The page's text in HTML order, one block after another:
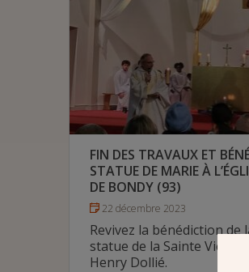
FIN DES TRAVAUX ET
STATUE DE MARIE À
DE BONDY (93)
22 décembre 2023
Revivez la bénédiction de
statue de la Sainte Vierge
Henry Dollié.